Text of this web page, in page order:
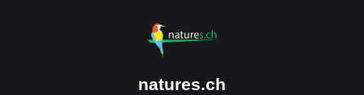
natures.ch